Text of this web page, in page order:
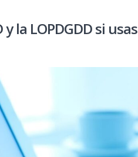
la LOPDGDD si usas